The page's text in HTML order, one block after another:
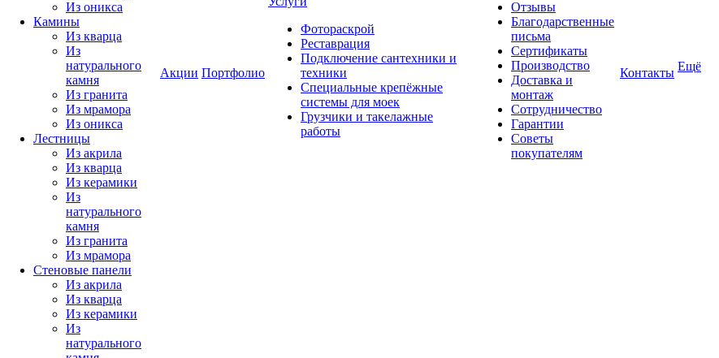
Из оникса
Камины
Из кварца
Из
натурального
камня
Из гранита
Из мрамора
Из оникса
Лестницы
Из акрила
Из кварца
Из керамики
Из
натурального
камня
Из гранита
Из мрамора
Стеновые панели
Из акрила
Из кварца
Из керамики
Из
натурального
Акции Портфолио
Фотораскрой
Реставрация
Подключение сантехники и
техники
Специальные крепёжные
системы для моек
Грузчики и такелажные
работы
Отзывы
Благодарственные
письма
Сертификаты
Производство
Доставка и
монтаж
Сотрудничество
Гарантии
Советы
покупателям
Контакты Ещё